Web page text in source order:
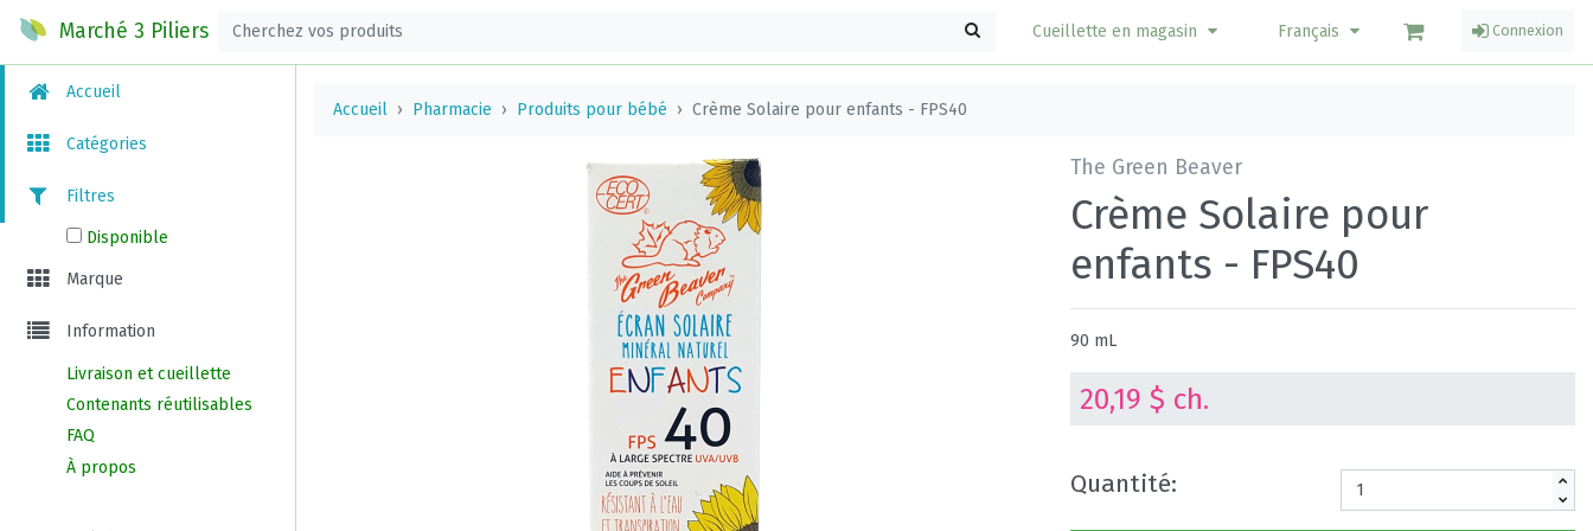
Marché 3 Piliers Cueillette en magasin Français Connexion
Accueil
Catégories
Filtres
Disponible
Marque
Information
Livraison et cueillette
Contenants réutilisables
FAQ
À propos
Accueil Pharmacie Produits pour bébé Crème Solaire pour enfants - FPS40
The Green Beaver
Crème Solaire pour
enfants - FPS40
90 mL
20,19 $ ch.
Quantité: